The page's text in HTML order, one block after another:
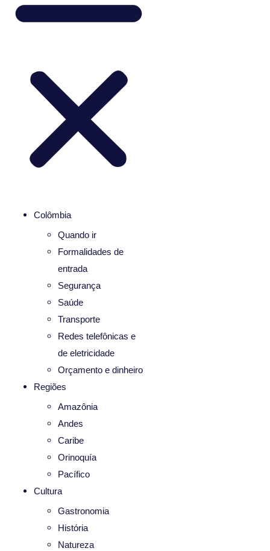
Colômbia
Quando ir
Formalidades de
entrada
Segurança
Saúde
Transporte
Redes telefônicas e
de eletricidade
Orçamento e dinheiro
Regiões
Amazônia
Andes
Caribe
Orinoquía
Pacífico
Cultura
Gastronomia
História
Natureza